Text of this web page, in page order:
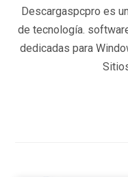
Descargaspcpro es
de tecnología.
dedicadas para